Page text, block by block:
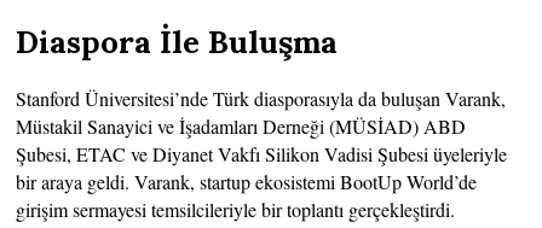
Diaspora İle Buluşma
Stanford Üniversitesi’nde Türk diasporasıyla da buluşan Varank,
Müstakil Sanayici ve İşadamları Derneği (MÜSİAD) ABD
Şubesi, ETAC ve Diyanet Vakfı Silikon Vadisi Şubesi üyeleriyle
bir araya geldi. Varank, startup ekosistemi BootUp World’de
girişim sermayesi temsilcileriyle bir toplantı gerçekleştirdi.